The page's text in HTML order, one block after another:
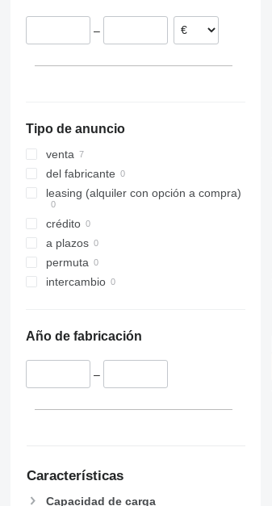
–
Tipo de anuncio
venta
del fabricante
leasing (alquiler con opción a compra)
crédito
a plazos
permuta
intercambio
Año de fabricación
–
Características
Capacidad de carga